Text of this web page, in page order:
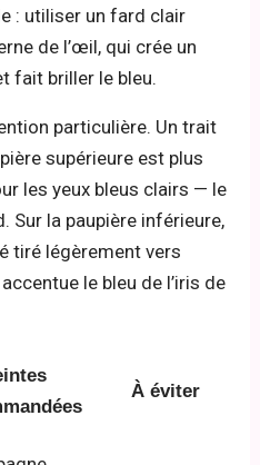
: utiliser un fard clair
de l’œil, qui crée un
fait briller le bleu.
particulière. Un trait
supérieure est plus
les yeux bleus clairs — le
Sur la paupière inférieure,
tiré légèrement vers
le bleu de l’iris de
À éviter